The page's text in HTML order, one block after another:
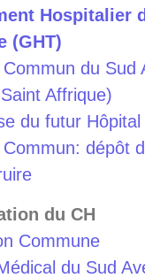
Hospitalier
(GHT)
du Sud
Affrique)
du futur Hôpital
Commun: dépôt
du CH
Commune
du Sud